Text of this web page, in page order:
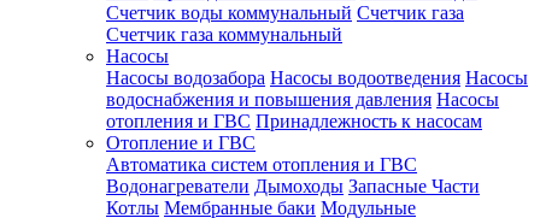
Счетчик воды коммунальный Счетчик газа
Счетчик газа коммунальный
Насосы
Насосы водозабора Насосы водоотведения Насосы
водоснабжения и повышения давления Насосы
отопления и ГВС Принадлежность к насосам
Отопление и ГВС
Автоматика систем отопления и ГВС
Водонагреватели Дымоходы Запасные Части
Котлы Мембранные баки Модульные